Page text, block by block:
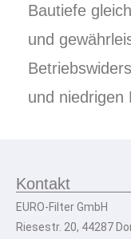
Bautiefe
und
und niedrigen
Kontakt
EURO-Filter GmbH
Riesestr. 20, 44287